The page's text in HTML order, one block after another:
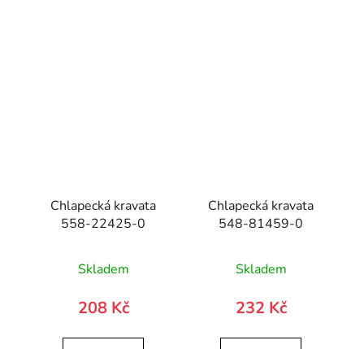
Chlapecká kravata
558-22425-0
Skladem
208 Kč
Chlapecká kravata
548-81459-0
Skladem
232 Kč